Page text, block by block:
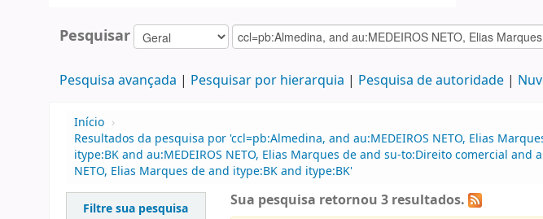
Pesquisar
Pesquisa avançada Pesquisar por hierarquia Pesquisa de autoridade
Início ›
Resultados da pesquisa por 'ccl=pb:Almedina, and au:MEDEIROS NETO, Elias
itype:BK and au:MEDEIROS NETO, Elias Marques de and su-to:Direito comercial and
NETO, Elias Marques de and itype:BK and itype:BK'
Filtre sua pesquisa
Sua pesquisa retornou 3 resultados.